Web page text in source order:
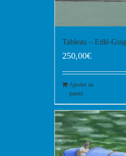
Tableau – Edlé-
250,00€
Ajouter au
panier